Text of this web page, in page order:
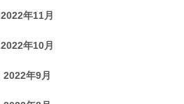
2022年11月
2022年10月
2022年9月